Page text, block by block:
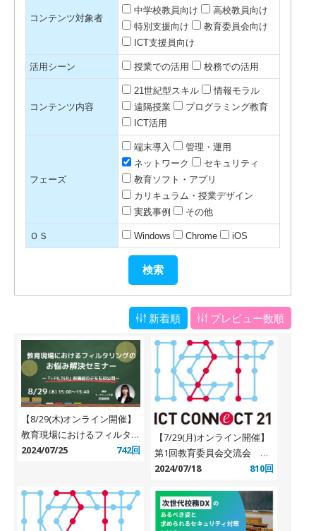
コンテンツ対象者
中学校教員向け
高校教員向け
特別支援向け
教育委員会向け
ICT支援員向け
活用シーン 授業での活用 校務での活用
コンテンツ内容
21世紀型スキル
情報モラル
遠隔授業
プログラミング教育
ICT活用
フェーズ
端末導入
管理・運用
ネットワーク
セキュリティ
教育ソフト・アプリ
カリキュラム・授業デザイン
実践事例
その他
ＯＳ Windows Chrome iOS
新着順 プレビュー数順
【8/29(木)オンライン開催】
教育現場におけるフィルタリ
ングのお悩み解決セミナー
2024/07/25 742回
【7/29(月)オンライン開催】
第1回教育委員会交流会
「環境基盤の運用・更新にお
て語り合おう」
2024/07/18 810回